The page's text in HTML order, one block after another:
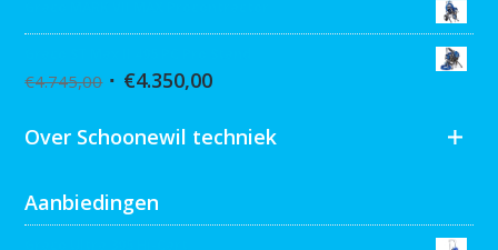
€4.745,00 €4.350,00
Over Schoonewil techniek
Aanbiedingen